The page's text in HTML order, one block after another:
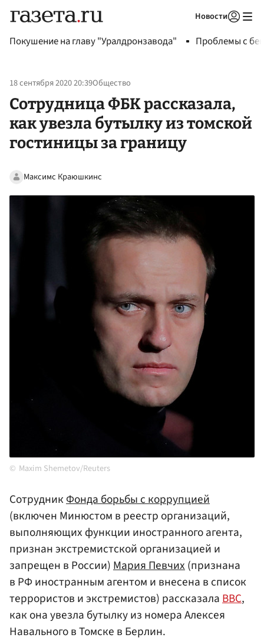
Новости
Покушение на главу "Уралдронзавода" Проблемы с
18 сентября 2020 20:39Общество
Сотрудница ФБК рассказала,
как увезла бутылку из томской
гостиницы за границу
Максимс Краюшкинс
Maxim Shemetov/Reuters
СотрудникФонда борьбы с коррупцией
(включен Минюстом в реестр организаций,
выполняющих функции иностранного агента,
признан экстремистской организацией и
запрещен в России)Мария Певчих(признана
в РФ иностранным агентом и внесена в список
террористов и экстремистов) рассказалаBBC,
как она увезла бутылку из номера Алексея
Навального в Томске в Берлин.